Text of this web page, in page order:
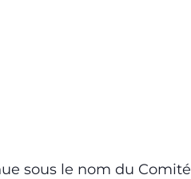
sous le nom du Comité